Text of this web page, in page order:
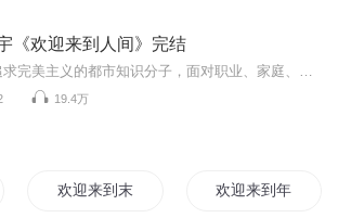
《欢迎来到人间》完结
19.4万
欢迎来到末日地球 欢迎来到年的镜